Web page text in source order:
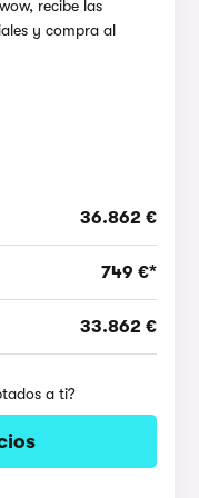
recibe las
y compra al
36.862 €
749 €*
33.862 €
a ti?